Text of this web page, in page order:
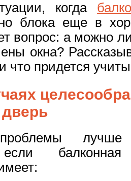
когда
блока еще в
вопрос: а можно
окна?
что придется